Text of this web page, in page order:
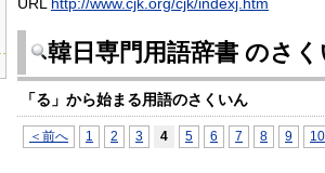
韓日専門用語辞書 のさ
「る」から始まる用語のさくいん
＜前へ 1 2 3 4 5 6 7 8 9 10